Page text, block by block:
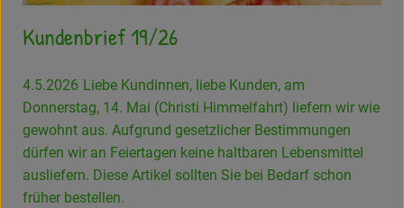
Kundenbrief 19/26
4.5.2026 Liebe Kundinnen, liebe Kunden, am
Donnerstag, 14. Mai (Christi Himmelfahrt) liefern wir wie
gewohnt aus. Aufgrund gesetzlicher Bestimmungen
dürfen wir an Feiertagen keine haltbaren Lebensmittel
ausliefern. Diese Artikel sollten Sie bei Bedarf schon
früher bestellen.